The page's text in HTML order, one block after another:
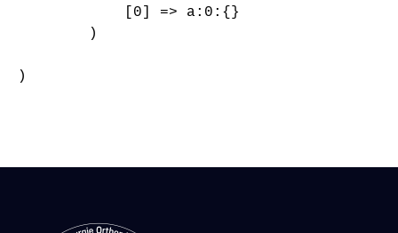
            [0] => a:0:{}
        )
)